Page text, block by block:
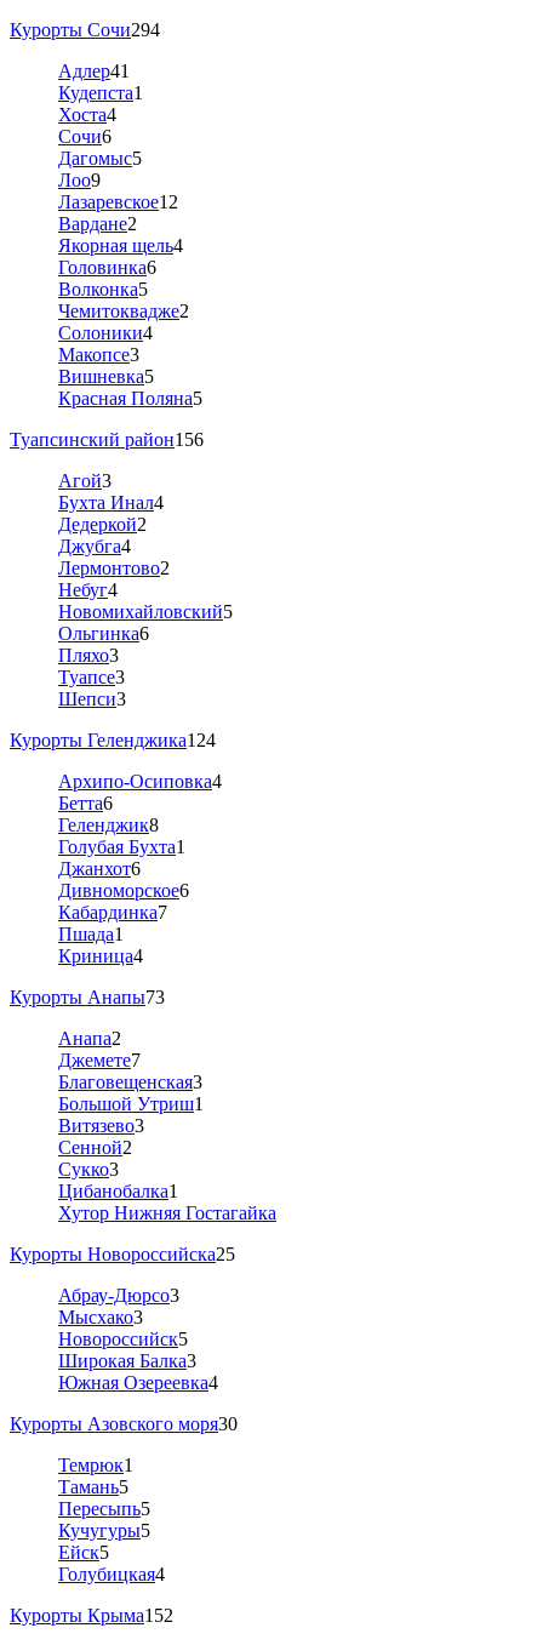
Курорты Сочи294
Адлер41
Кудепста1
Хоста4
Сочи6
Дагомыс5
Лоо9
Лазаревское12
Вардане2
Якорная щель4
Головинка6
Волконка5
Чемитоквадже2
Солоники4
Макопсе3
Вишневка5
Красная Поляна5
Туапсинский район156
Агой3
Бухта Инал4
Дедеркой2
Джубга4
Лермонтово2
Небуг4
Новомихайловский5
Ольгинка6
Пляхо3
Туапсе3
Шепси3
Курорты Геленджика124
Архипо-Осиповка4
Бетта6
Геленджик8
Голубая Бухта1
Джанхот6
Дивноморское6
Кабардинка7
Пшада1
Криница4
Курорты Анапы73
Анапа2
Джемете7
Благовещенская3
Большой Утриш1
Витязево3
Сенной2
Сукко3
Цибанобалка1
Хутор Нижняя Гостагайка
Курорты Новороссийска25
Абрау-Дюрсо3
Мысхако3
Новороссийск5
Широкая Балка3
Южная Озереевка4
Курорты Азовского моря30
Темрюк1
Тамань5
Пересыпь5
Кучугуры5
Ейск5
Голубицкая4
Курорты Крыма152